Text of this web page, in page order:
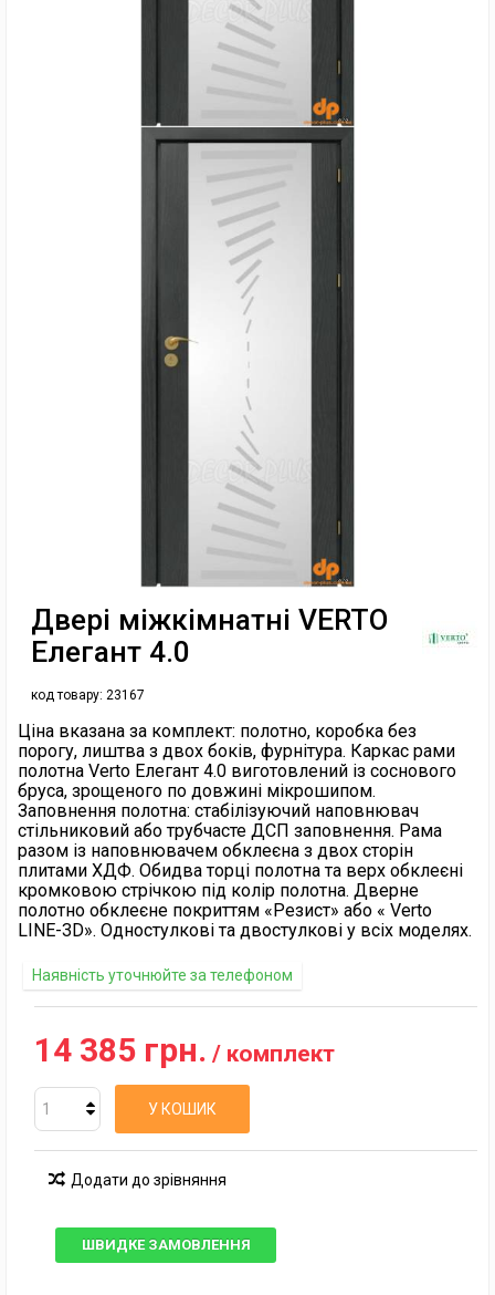
Двері міжкімнатні VERTO
Елегант 4.0
код товару: 23167
Ціна вказана за комплект: полотно, коробка без
порогу, лиштва з двох боків, фурнітура. Каркас рами
полотна Verto Елегант 4.0 виготовлений із соснового
бруса, зрощеного по довжині мікрошипом.
Заповнення полотна: стабілізуючий наповнювач
стільниковий або трубчасте ДСП заповнення. Рама
разом із наповнювачем обклеєна з двох сторін
плитами ХДФ. Обидва торці полотна та верх обклеєні
кромковою стрічкою під колір полотна. Дверне
полотно обклеєне покриттям «Резист» або « Verto
LINE-3D». Одностулкові та двостулкові у всіх моделях.
Наявність уточнюйте за телефоном
14 385 грн. / комплект
У КОШИК
Додати до зрівняння
ШВИДКЕ ЗАМОВЛЕННЯ